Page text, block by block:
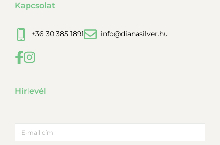
Kapcsolat
+36 30 385 1891 info@dianasilver.hu
Hírlevél